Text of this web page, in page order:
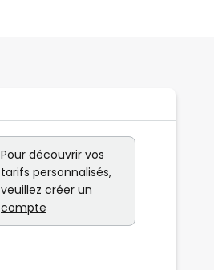
Pour découvrir vos
tarifs personnalisés,
veuillez créer un
compte